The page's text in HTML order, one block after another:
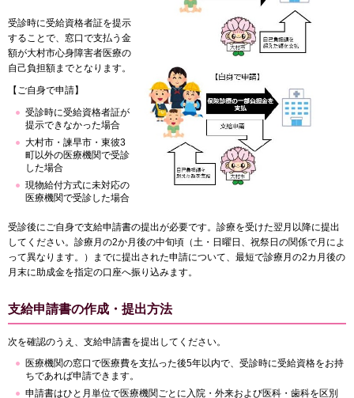
受診時に受給資格者証を提示
することで、窓口で支払う金
額が大村市心身障害者医療の
自己負担額までとなります。
【ご自身で申請】
受診時に受給資格者証が
提示できなかった場合
大村市・諫早市・東彼3
町以外の医療機関で受診
した場合
現物給付方式に未対応の
医療機関で受診した場合
受診後にご自身で支給申請書の提出が必要です。診療を受けた翌月以降に提出
してください。診療月の2か月後の中旬頃（土・日曜日、祝祭日の関係で月によ
って異なります。）までに提出された申請について、最短で診療月の2カ月後の
月末に助成金を指定の口座へ振り込みます。
支給申請書の作成・提出方法
次を確認のうえ、支給申請書を提出してください。
医療機関の窓口で医療費を支払った後5年以内で、受診時に受給資格をお持
ちであれば申請できます。
申請書はひと月単位で医療機関ごとに入院・外来および医科・歯科を区別